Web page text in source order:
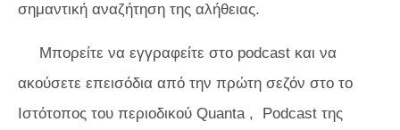
σημαντική αναζήτηση της αλήθειας.
Μπορείτε να εγγραφείτε στο podcast και να
ακούσετε επεισόδια από την πρώτη σεζόν στο το
Ιστότοπος του περιοδικού Quanta ,
Podcast της